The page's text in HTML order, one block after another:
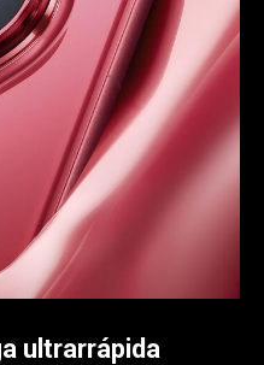
ultrarrápida